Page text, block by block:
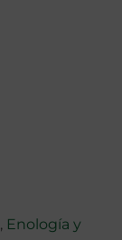
, Enología y